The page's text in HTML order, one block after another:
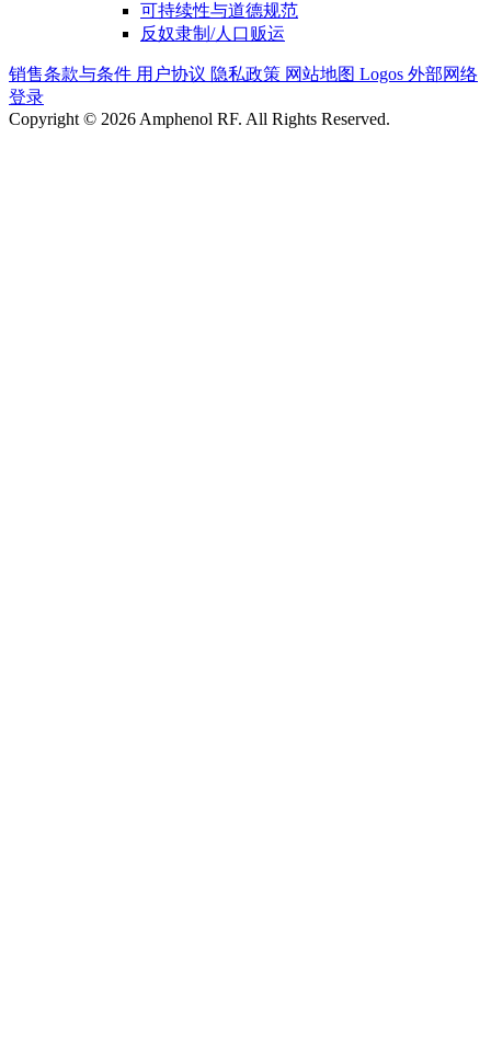
可持续性与道德规范
反奴隶制/人口贩运
销售条款与条件 用户协议 隐私政策 网站地图 Logos 外部网络
登录
Copyright © 2026 Amphenol RF. All Rights Reserved.